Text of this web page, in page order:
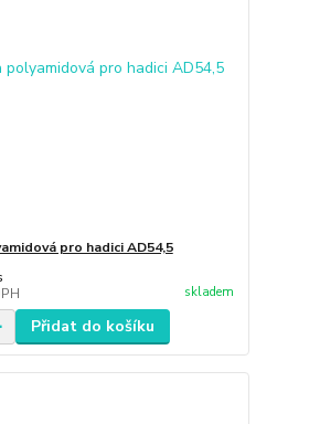
pro hadici AD54,5
skladem
Přidat do košíku